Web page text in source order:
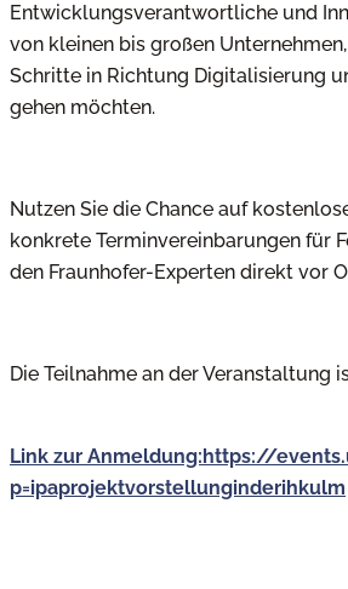
Entwicklungsverantwortliche und
von kleinen bis großen
Schritte in Richtung Digitalisierung
gehen möchten.
Nutzen Sie die Chance auf
konkrete Terminvereinbarungen für
den Fraunhofer-Experten direkt vor
Die Teilnahme an der Veranstaltung
Link zur Anmeldung:https://
p=ipaprojektvorstellunginderihkulm